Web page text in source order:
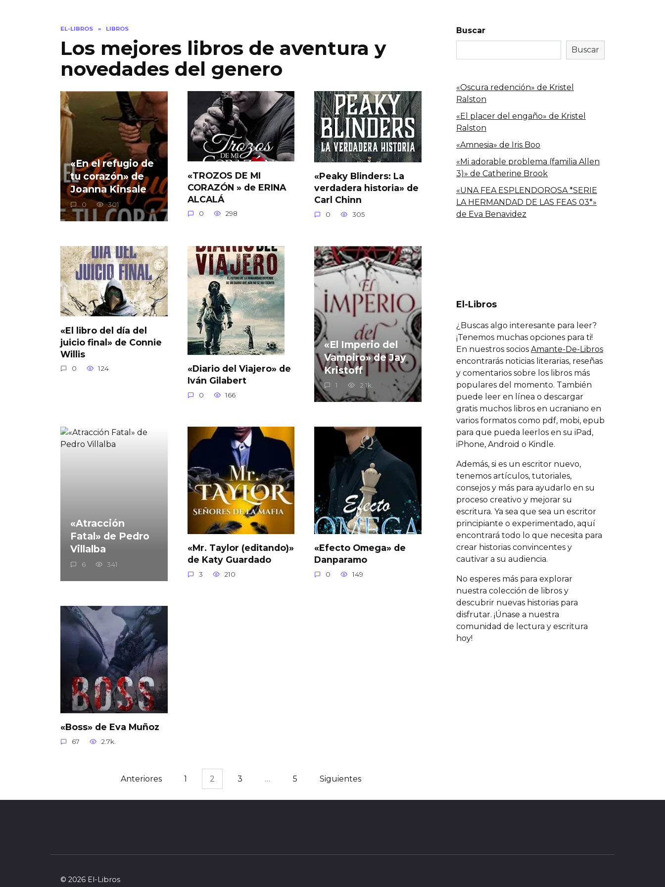
EL-LIBROS » LIBROS
Los mejores libros de aventura y
novedades del genero
«En el refugio de
tu corazón» de
Joanna Kinsale
0 301
«TROZOS DE MI
CORAZÓN » de ERINA
ALCALÁ
0 298
«Peaky Blinders: La
verdadera historia» de
Carl Chinn
0 305
«El libro del día del
juicio final» de Connie
Willis
0 124
«Diario del Viajero» de
Iván Gilabert
0 166
«El Imperio del
Vampiro» de Jay
Kristoff
1 2.1k.
«Atracción
Fatal» de Pedro
Villalba
6 341
«Mr. Taylor (editando)»
de Katy Guardado
3 210
«Efecto Omega» de
Danparamo
0 149
«Boss» de Eva Muñoz
67 2.7k.
entradas
Anteriores 1 2 3 … 5 Siguientes
Buscar
Buscar
«Oscura redención» de Kristel
Ralston
«El placer del engaño» de Kristel
Ralston
«Amnesia» de Iris Boo
«Mi adorable problema (familia Allen
3)» de Catherine Brook
«UNA FEA ESPLENDOROSA *SERIE
LA HERMANDAD DE LAS FEAS 03*»
de Eva Benavidez
El-Libros
¿Buscas algo interesante para leer?
¡Tenemos muchas opciones para ti!
En nuestros socios Amante-De-Libros
encontrarás noticias literarias, reseñas
y comentarios sobre los libros más
populares del momento. También
puede leer en línea o descargar
gratis muchos libros en ucraniano en
varios formatos como pdf, mobi, epub
para que pueda leerlos en su iPad,
iPhone, Android o Kindle.
Además, si es un escritor nuevo,
tenemos artículos, tutoriales,
consejos y más para ayudarlo en su
proceso creativo y mejorar su
escritura. Ya sea que sea un escritor
principiante o experimentado, aquí
encontrará todo lo que necesita para
crear historias convincentes y
cautivar a su audiencia.
No esperes más para explorar
nuestra colección de libros y
descubrir nuevas historias para
disfrutar. ¡Únase a nuestra
comunidad de lectura y escritura
hoy!
© 2026 El-Libros